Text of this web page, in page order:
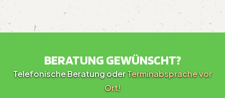
BERATUNG GEWÜNSCHT?
Telefonische Beratung oderTerminabsprache vor
Ort!